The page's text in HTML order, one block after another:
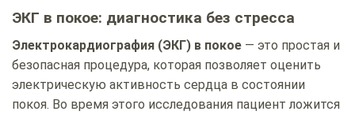
ЭКГ в покое: диагностика без стресса
Электрокардиография (ЭКГ) в покое — это простая и
безопасная процедура, которая позволяет оценить
электрическую активность сердца в состоянии
покоя. Во время этого исследования пациент ложится